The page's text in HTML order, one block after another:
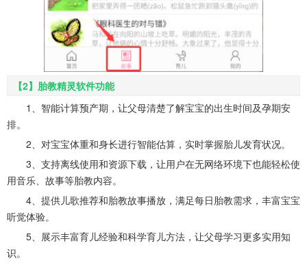
【2】胎教精灵软件功能
1、智能计算预产期，让父母清楚了解宝宝的出生时间及孕期安
排。
2、对宝宝体重和身长进行智能估算，实时掌握胎儿发育状况。
3、支持离线使用和资源下载，让用户在无网络环境下也能轻松使
用音乐、故事等胎教内容。
4、提供儿歌推荐和胎教故事播放，满足每日胎教需求，丰富宝宝
听觉体验。
5、展示丰富育儿经验和科学育儿方法，让父母学习更多实用知
识。